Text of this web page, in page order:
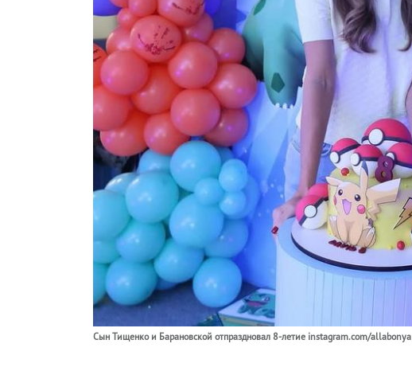
Сын Тищенко и Барановской отпраздновал 8-летие instagram.com/allabonya